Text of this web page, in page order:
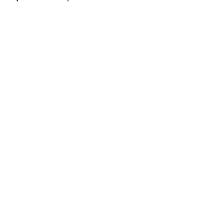
técnica, dejo las conversaciones